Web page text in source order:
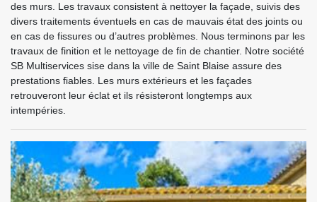
des murs. Les travaux consistent à nettoyer la façade, suivis des
divers traitements éventuels en cas de mauvais état des joints ou
en cas de fissures ou d’autres problèmes. Nous terminons par les
travaux de finition et le nettoyage de fin de chantier. Notre société
SB Multiservices sise dans la ville de Saint Blaise assure des
prestations fiables. Les murs extérieurs et les façades
retrouveront leur éclat et ils résisteront longtemps aux
intempéries.